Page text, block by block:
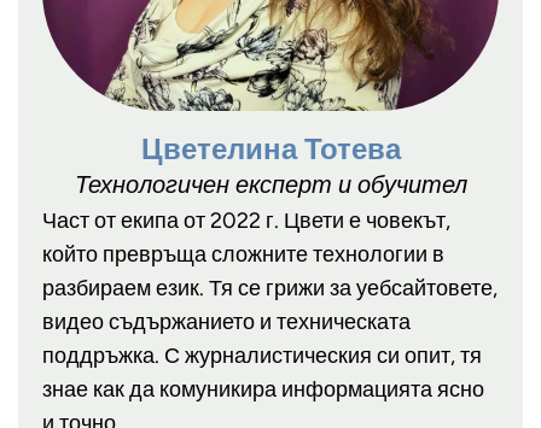
Цветелина Тотева
Технологичен експерт и обучител
Част от екипа от 2022 г. Цвети е човекът,
който превръща сложните технологии в
разбираем език. Тя се грижи за уебсайтовете,
видео съдържанието и техническата
поддръжка. С журналистическия си опит, тя
знае как да комуникира информацията ясно
и точно.